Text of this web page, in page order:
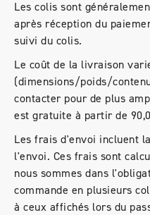
Les colis sont
après réception du
suivi du colis.
Le coût de la livraison
(dimensions/poids/
contacter pour de plus
est gratuite à partir de
Les frais d'envoi incluent
l'envoi. Ces frais sont
nous sommes dans
commande en plusieurs
à ceux affichés lors du